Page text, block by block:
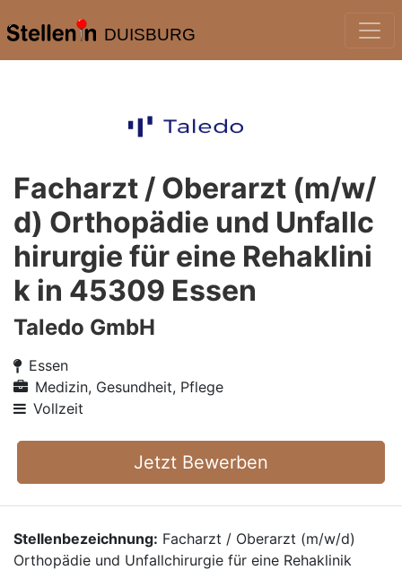
DUISBURG
Facharzt / Oberarzt (m/w/
d) Orthopädie und Unfallc
hirurgie für eine Rehaklini
k in 45309 Essen
Taledo GmbH
Essen
Medizin, Gesundheit, Pflege
Vollzeit
Jetzt Bewerben
Stellenbezeichnung: Facharzt / Oberarzt (m/w/d)
Orthopädie und Unfallchirurgie für eine Rehaklinik